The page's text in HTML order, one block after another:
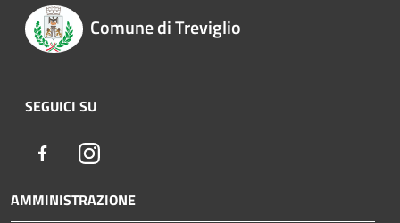
Comune di Treviglio
SEGUICI SU
FacebookInstagram
AMMINISTRAZIONE